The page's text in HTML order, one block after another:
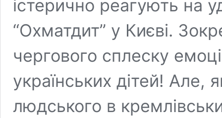
істерично реагують на
“Охматдит” у Києві.
чергового сплеску
українських дітей! Але,
людського в